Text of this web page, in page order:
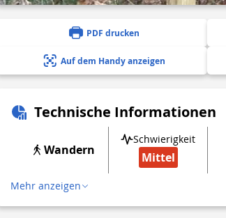
PDF drucken
Auf dem Handy anzeigen
Technische Informationen
Wandern
Schwierigkeit
Mittel
Mehr anzeigen